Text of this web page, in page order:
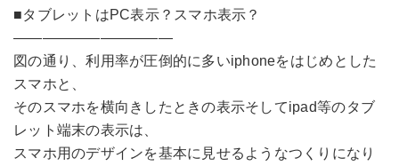
■タブレットはPC表示？スマホ表示？
———————————
図の通り、利用率が圧倒的に多いiphoneをはじめとした
スマホと、
そのスマホを横向きしたときの表示そしてipad等のタブ
レット端末の表示は、
スマホ用のデザインを基本に見せるようなつくりになり